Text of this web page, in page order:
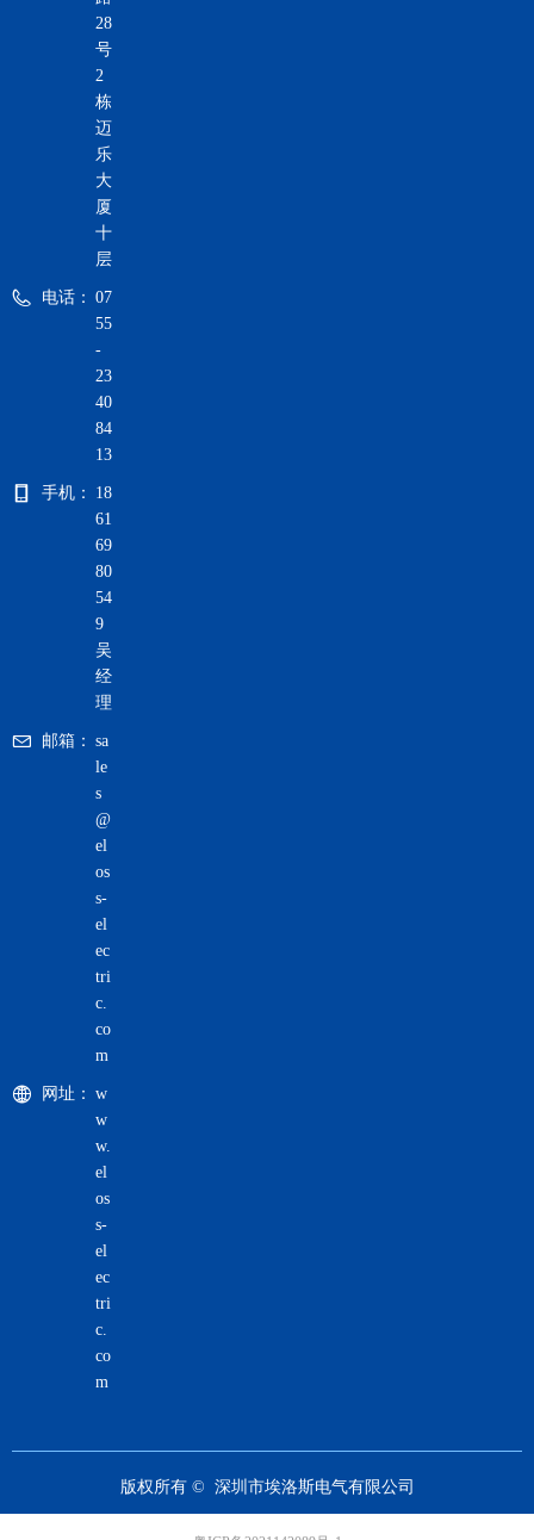
28
号
2
栋
迈
乐
大
厦
十
层
电话： 07
55
-
23
40
84
13
手机：
18
61
69
80
54
9
吴
经
理
邮箱： sa
le
s
@
el
os
s-
el
ec
tri
c.
co
m
网址： w
w
w.
el
os
s-
el
ec
tri
c.
co
m
版权所有 © 深圳市埃洛斯电气有限公司